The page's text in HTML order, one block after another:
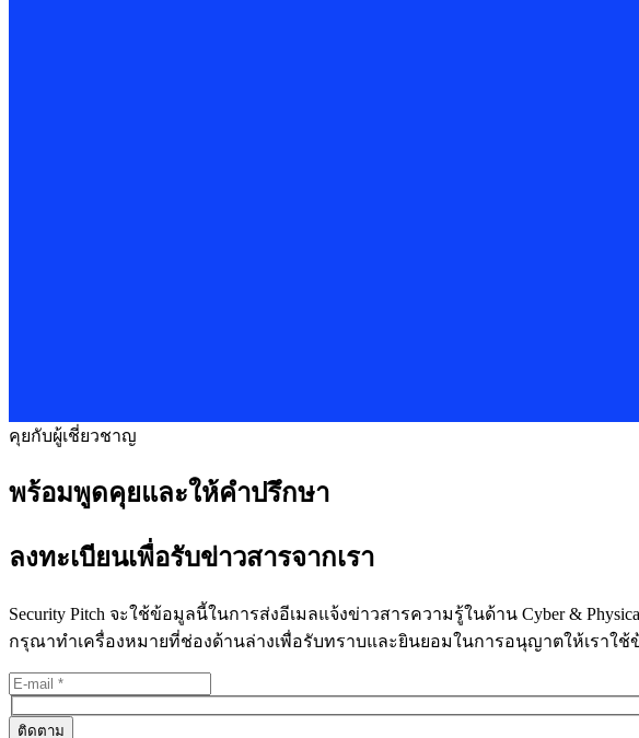
คุยกับผู้เชี่ยวชาญ
พร้อมพูดคุยและให้คำปรึกษา
ลงทะเบียนเพื่อรับข่าวสารจากเรา
Security Pitch จะใช้ข้อมูลนี้ในการส่งอีเมลแจ้งข่าวสารความรู้ในด้าน Cyber &
กรุณาทำเครื่องหมายที่ช่องด้านล่างเพื่อรับทราบและยินยอมในการอนุญาตให้เราใ